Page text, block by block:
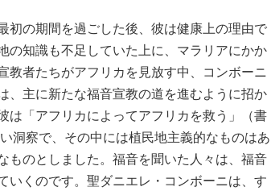
の期間を過ごした後、彼は健康上の理由で
の知識も不足していた上に、マラリアにかか
教者たちがアフリカを見放す中、コンボーニ
、主に新たな福音宣教の道を進むように招か
は「アフリカによってアフリカを救う」（書
洞察で、その中には植民地主義的なものはあ
ものとしました。福音を聞いた人々は、福音
いくのです。聖ダニエレ・コンボーニは、す